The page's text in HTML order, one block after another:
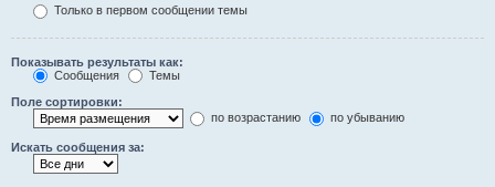
Только в первом сообщении темы
Показывать результаты как:
Сообщения
Темы
Поле сортировки:
по возрастанию
по убыванию
Искать сообщения за: